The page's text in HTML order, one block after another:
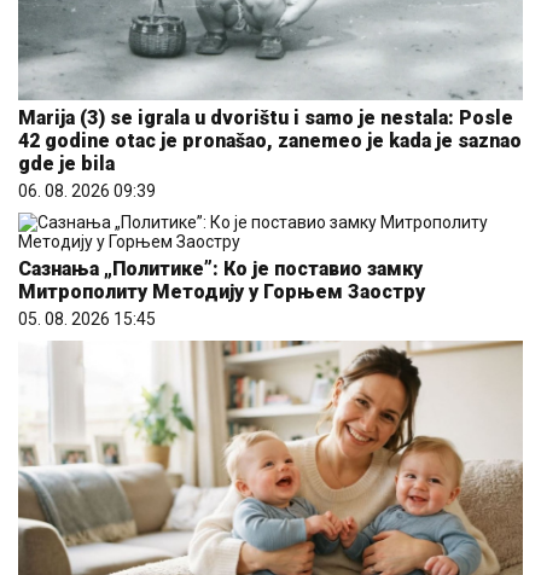
Marija (3) se igrala u dvorištu i samo je nestala: Posle
42 godine otac je pronašao, zanemeo je kada je saznao
gde je bila
06. 08. 2026 09:39
Сазнања „Политике”: Ко је поставио замку
Митрополиту Методију у Горњем Заостру
05. 08. 2026 15:45